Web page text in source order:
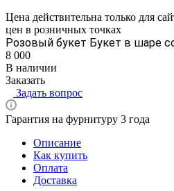
Цена действительна только для
цен в розничных точках
Розовый букет Букет в шаре
8 000
В наличии
Заказать
Задать вопрос
Гарантия на фурнитуру 3 года
Описание
Как купить
Оплата
Доставка